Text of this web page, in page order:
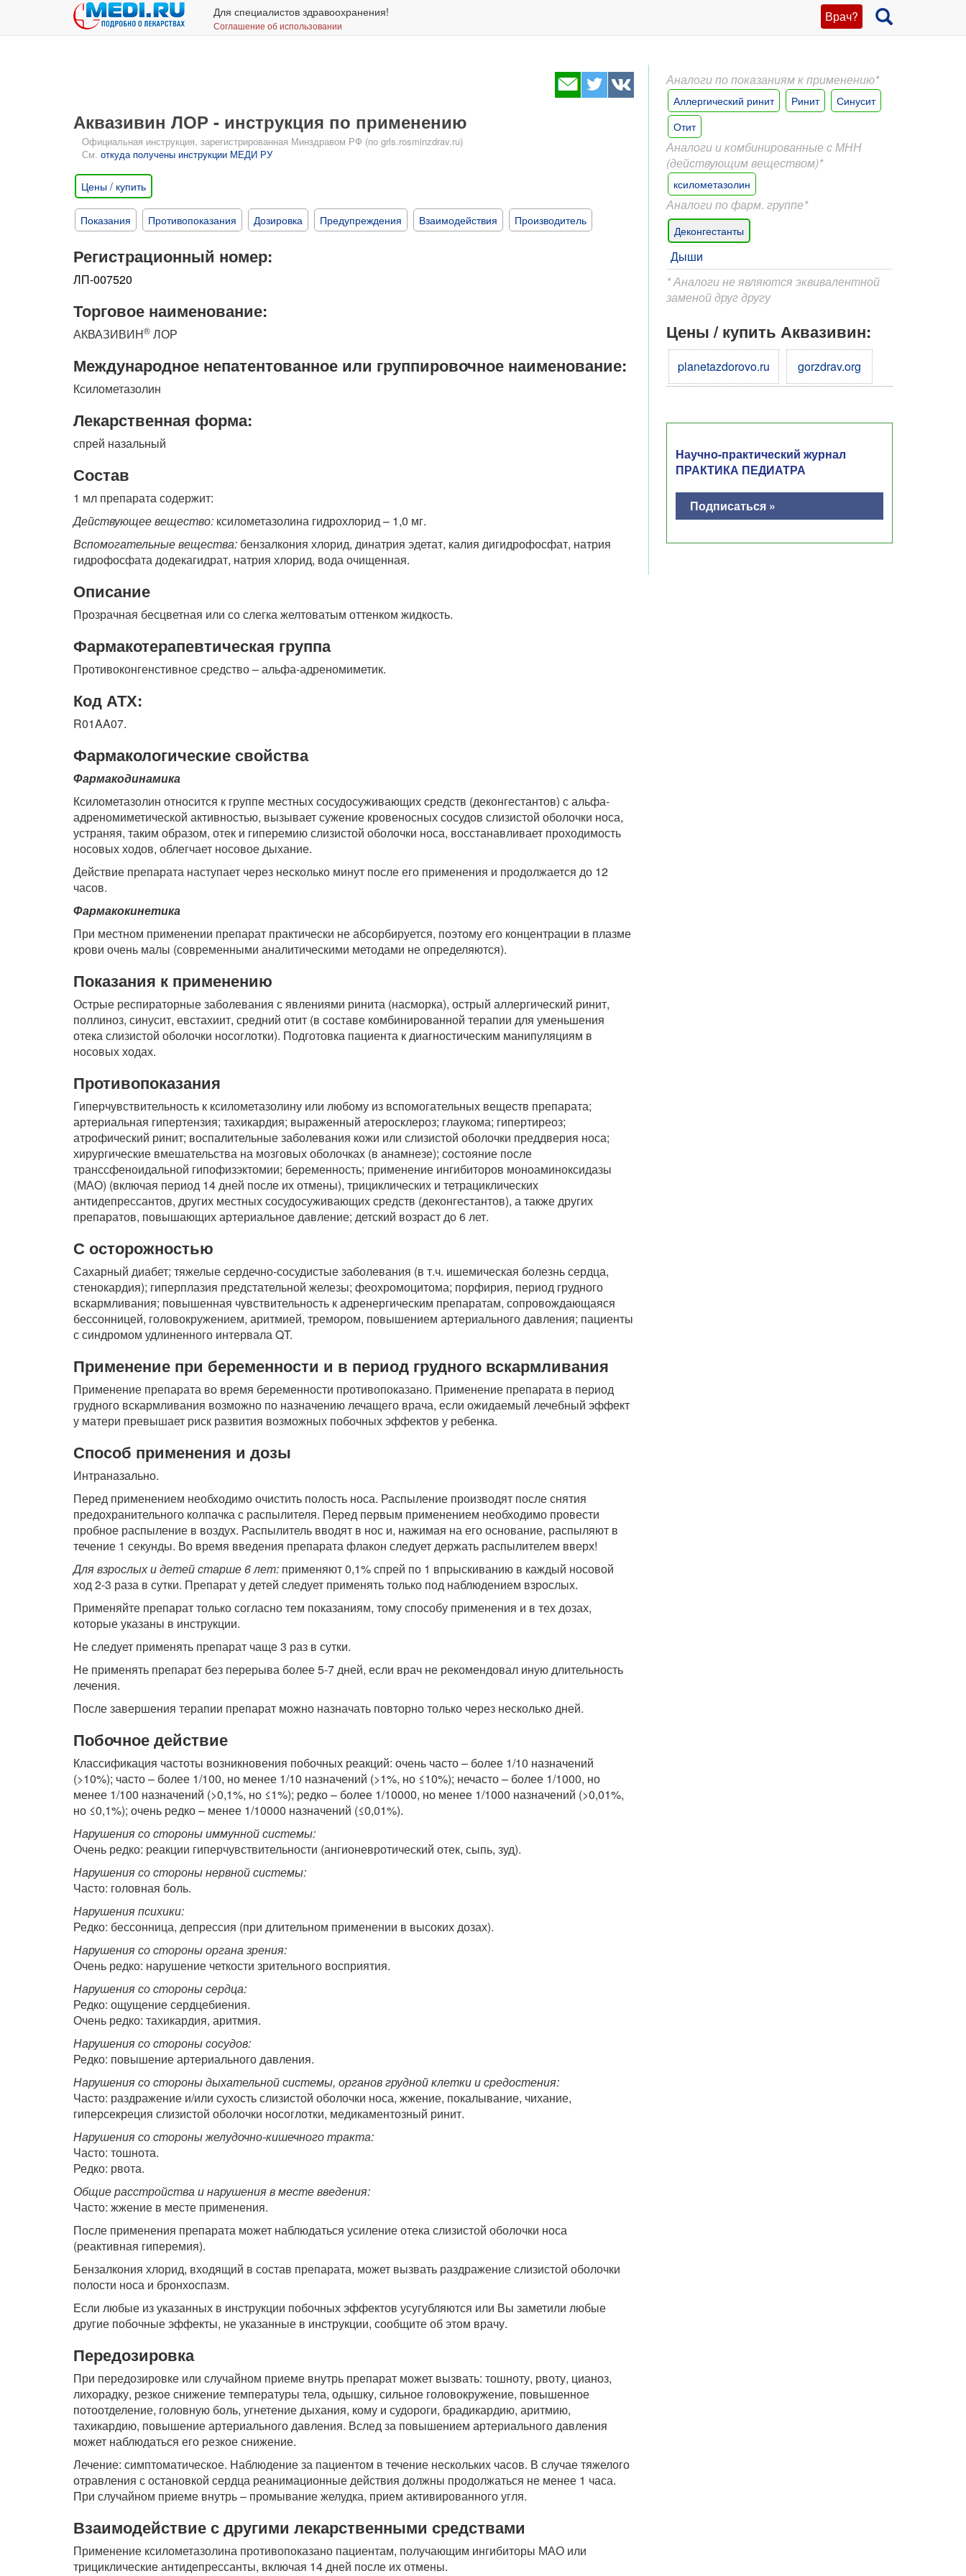
Врач?
Для специалистов здравоохранения!
Соглашение об использовании
Аквазивин ЛОР - инструкция по применению
Официальная инструкция, зарегистрированная Минздравом РФ (по grls.rosminzdrav.ru)
См. откуда получены инструкции МЕДИ РУ
Цены / купить
Показания Противопоказания Дозировка Предупреждения Взаимодействия Производитель
Регистрационный номер:
ЛП-007520
Торговое наименование:
АКВАЗИВИН® ЛОР
Международное непатентованное или группировочное наименование:
Ксилометазолин
Лекарственная форма:
спрей назальный
Состав
1 мл препарата содержит:
Действующее вещество: ксилометазолина гидрохлорид – 1,0 мг.
Вспомогательные вещества: бензалкония хлорид, динатрия эдетат, калия дигидрофосфат, натрия
гидрофосфата додекагидрат, натрия хлорид, вода очищенная.
Описание
Прозрачная бесцветная или со слегка желтоватым оттенком жидкость.
Фармакотерапевтическая группа
Противоконгенстивное средство – альфа-адреномиметик.
Код АТХ:
R01AA07.
Фармакологические свойства
Фармакодинамика
Ксилометазолин относится к группе местных сосудосуживающих средств (деконгестантов) с альфа-
адреномиметической активностью, вызывает сужение кровеносных сосудов слизистой оболочки носа,
устраняя, таким образом, отек и гиперемию слизистой оболочки носа, восстанавливает проходимость
носовых ходов, облегчает носовое дыхание.
Действие препарата наступает через несколько минут после его применения и продолжается до 12
часов.
Фармакокинетика
При местном применении препарат практически не абсорбируется, поэтому его концентрации в плазме
крови очень малы (современными аналитическими методами не определяются).
Показания к применению
Острые респираторные заболевания с явлениями ринита (насморка), острый аллергический ринит,
поллиноз, синусит, евстахиит, средний отит (в составе комбинированной терапии для уменьшения
отека слизистой оболочки носоглотки). Подготовка пациента к диагностическим манипуляциям в
носовых ходах.
Противопоказания
Гиперчувствительность к ксилометазолину или любому из вспомогательных веществ препарата;
артериальная гипертензия; тахикардия; выраженный атеросклероз; глаукома; гипертиреоз;
атрофический ринит; воспалительные заболевания кожи или слизистой оболочки преддверия носа;
хирургические вмешательства на мозговых оболочках (в анамнезе); состояние после
транссфеноидальной гипофизэктомии; беременность; применение ингибиторов моноаминоксидазы
(МАО) (включая период 14 дней после их отмены), трициклических и тетрациклических
антидепрессантов, других местных сосудосуживающих средств (деконгестантов), а также других
препаратов, повышающих артериальное давление; детский возраст до 6 лет.
С осторожностью
Сахарный диабет; тяжелые сердечно-сосудистые заболевания (в т.ч. ишемическая болезнь сердца,
стенокардия); гиперплазия предстательной железы; феохромоцитома; порфирия, период грудного
вскармливания; повышенная чувствительность к адренергическим препаратам, сопровождающаяся
бессонницей, головокружением, аритмией, тремором, повышением артериального давления; пациенты
с синдромом удлиненного интервала QT.
Применение при беременности и в период грудного вскармливания
Применение препарата во время беременности противопоказано. Применение препарата в период
грудного вскармливания возможно по назначению лечащего врача, если ожидаемый лечебный эффект
у матери превышает риск развития возможных побочных эффектов у ребенка.
Способ применения и дозы
Интраназально.
Перед применением необходимо очистить полость носа. Распыление производят после снятия
предохранительного колпачка с распылителя. Перед первым применением необходимо провести
пробное распыление в воздух. Распылитель вводят в нос и, нажимая на его основание, распыляют в
течение 1 секунды. Во время введения препарата флакон следует держать распылителем вверх!
Для взрослых и детей старше 6 лет: применяют 0,1% спрей по 1 впрыскиванию в каждый носовой
ход 2-3 раза в сутки. Препарат у детей следует применять только под наблюдением взрослых.
Применяйте препарат только согласно тем показаниям, тому способу применения и в тех дозах,
которые указаны в инструкции.
Не следует применять препарат чаще 3 раз в сутки.
Не применять препарат без перерыва более 5-7 дней, если врач не рекомендовал иную длительность
лечения.
После завершения терапии препарат можно назначать повторно только через несколько дней.
Побочное действие
Классификация частоты возникновения побочных реакций: очень часто – более 1/10 назначений
(>10%); часто – более 1/100, но менее 1/10 назначений (>1%, но ≤10%); нечасто – более 1/1000, но
менее 1/100 назначений (>0,1%, но ≤1%); редко – более 1/10000, но менее 1/1000 назначений (>0,01%,
но ≤0,1%); очень редко – менее 1/10000 назначений (≤0,01%).
Нарушения со стороны иммунной системы:
Очень редко: реакции гиперчувствительности (ангионевротический отек, сыпь, зуд).
Нарушения со стороны нервной системы:
Часто: головная боль.
Нарушения психики:
Редко: бессонница, депрессия (при длительном применении в высоких дозах).
Нарушения со стороны органа зрения:
Очень редко: нарушение четкости зрительного восприятия.
Нарушения со стороны сердца:
Редко: ощущение сердцебиения.
Очень редко: тахикардия, аритмия.
Нарушения со стороны сосудов:
Редко: повышение артериального давления.
Нарушения со стороны дыхательной системы, органов грудной клетки и средостения:
Часто: раздражение и/или сухость слизистой оболочки носа, жжение, покалывание, чихание,
гиперсекреция слизистой оболочки носоглотки, медикаментозный ринит.
Нарушения со стороны желудочно-кишечного тракта:
Часто: тошнота.
Редко: рвота.
Общие расстройства и нарушения в месте введения:
Часто: жжение в месте применения.
После применения препарата может наблюдаться усиление отека слизистой оболочки носа
(реактивная гиперемия).
Бензалкония хлорид, входящий в состав препарата, может вызвать раздражение слизистой оболочки
полости носа и бронхоспазм.
Если любые из указанных в инструкции побочных эффектов усугубляются или Вы заметили любые
другие побочные эффекты, не указанные в инструкции, сообщите об этом врачу.
Передозировка
При передозировке или случайном приеме внутрь препарат может вызвать: тошноту, рвоту, цианоз,
лихорадку, резкое снижение температуры тела, одышку, сильное головокружение, повышенное
потоотделение, головную боль, угнетение дыхания, кому и судороги, брадикардию, аритмию,
тахикардию, повышение артериального давления. Вслед за повышением артериального давления
может наблюдаться его резкое снижение.
Лечение: симптоматическое. Наблюдение за пациентом в течение нескольких часов. В случае тяжелого
отравления с остановкой сердца реанимационные действия должны продолжаться не менее 1 часа.
При случайном приеме внутрь – промывание желудка, прием активированного угля.
Взаимодействие с другими лекарственными средствами
Применение ксилометазолина противопоказано пациентам, получающим ингибиторы МАО или
трициклические антидепрессанты, включая 14 дней после их отмены.
Аналоги по показаниям к применению*
Аллергический ринит Ринит
Синусит
Отит
Аналоги и комбинированные с МНН
(действующим веществом)*
ксилометазолин
Аналоги по фарм. группе*
Деконгестанты
Дыши
* Аналоги не являются эквивалентной
заменой друг другу
Цены / купить Аквазивин:
planetazdorovo.ru gorzdrav.org
Научно-практический журнал
ПРАКТИКА ПЕДИАТРА
Подписаться »